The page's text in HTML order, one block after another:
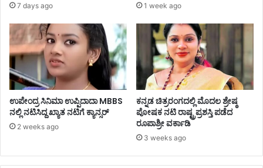
7 days ago 1 week ago
ಉಪೇಂದ್ರ ಸಿನಿಮಾ ಉಪ್ಪಿದಾದಾ MBBS
ನಲ್ಲಿ ನಟಿಸಿದ್ದ ಖ್ಯಾತ ನಟಿಗೆ ಕ್ಯಾನ್ಸರ್
2 weeks ago
ಕನ್ನಡ ಚಿತ್ರರಂಗದಲ್ಲಿ ಮೊದಲ ಶ್ರೇಷ್ಠ
ಪೋಷಕ ನಟಿ ರಾಷ್ಟ್ರಪ್ರಶಸ್ತಿ ಪಡೆದ
ರೂಪಾಶ್ರೀ ವರ್ಕಾಡಿ
3 weeks ago